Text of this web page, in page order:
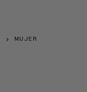
MUJER